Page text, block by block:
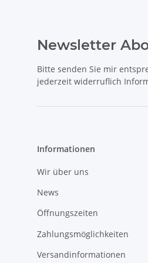
Newsletter
Bitte senden Sie mir
jederzeit widerruflich
Informationen
Wir über uns
News
Öffnungszeiten
Zahlungsmöglichkeiten
Versandinformationen